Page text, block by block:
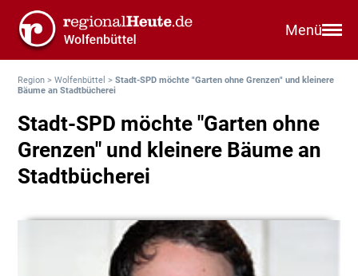
Menü
Region >Wolfenbüttel >Stadt-SPD möchte "Garten ohne Grenzen" und kleinere
Bäume an Stadtbücherei
Stadt-SPD möchte "Garten ohne
Grenzen" und kleinere Bäume an
Stadtbücherei